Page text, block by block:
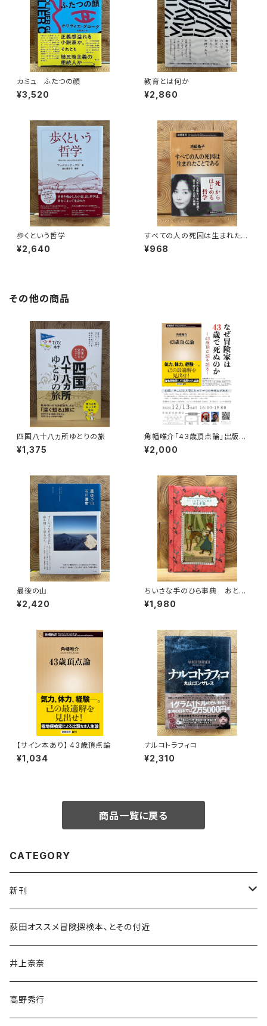
カミュ ふたつの顔
¥3,520
教育とは何か
¥2,860
歩くという哲学
¥2,640
すべての人の死因は生まれたこ
とである
¥968
その他の商品
四国八十八ヵ所ゆとりの旅
¥1,375
角幡唯介「43歳頂点論」出版記
念トークイベント録画視聴権
¥2,000
最後の山
¥2,420
ちいさな手のひら事典 おとぎ
話
¥1,980
【サイン本あり】 43歳頂点論
¥1,034
ナルコトラフィコ
¥2,310
商品一覧に戻る
CATEGORY
新刊
和書
文学・小説・物語
随筆・ノンフィクション・その他
荻田オススメ冒険探検本、とその付近
井上奈奈
高野秀行